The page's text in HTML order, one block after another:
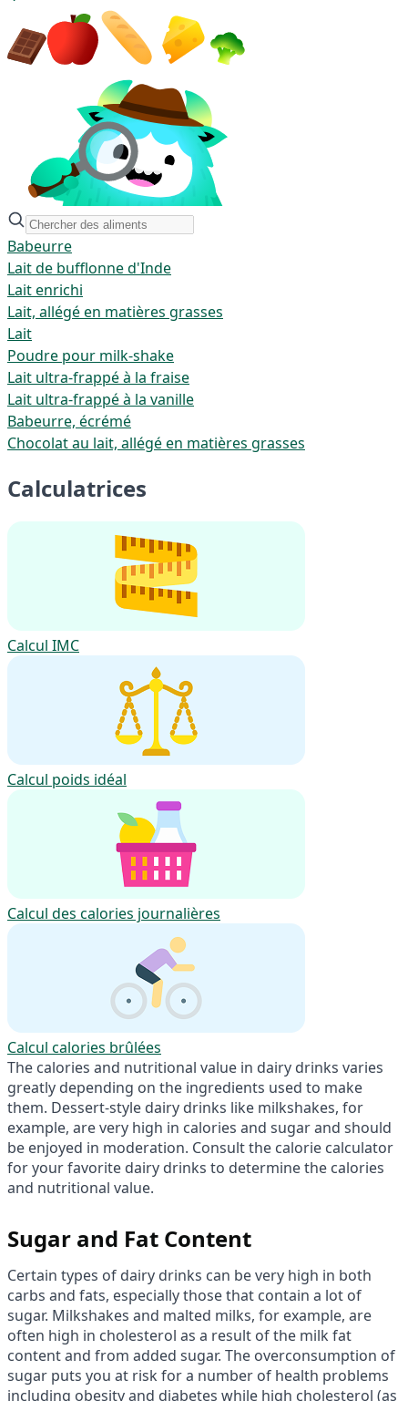
Babeurre
Lait de bufflonne d'Inde
Lait enrichi
Lait, allégé en matières grasses
Lait
Poudre pour milk-shake
Lait ultra-frappé à la fraise
Lait ultra-frappé à la vanille
Babeurre, écrémé
Chocolat au lait, allégé en matières grasses
Calculatrices
Calcul IMC
Calcul poids idéal
Calcul des calories journalières
Calcul calories brûlées
The calories and nutritional value in dairy drinks varies
greatly depending on the ingredients used to make
them. Dessert-style dairy drinks like milkshakes, for
example, are very high in calories and sugar and should
be enjoyed in moderation. Consult the calorie calculator
for your favorite dairy drinks to determine the calories
and nutritional value.
Sugar and Fat Content
Certain types of dairy drinks can be very high in both
carbs and fats, especially those that contain a lot of
sugar. Milkshakes and malted milks, for example, are
often high in cholesterol as a result of the milk fat
content and from added sugar. The overconsumption of
sugar puts you at risk for a number of health problems
including obesity and diabetes while high cholesterol (as